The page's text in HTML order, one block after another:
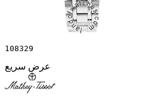
108329
عرض سريع